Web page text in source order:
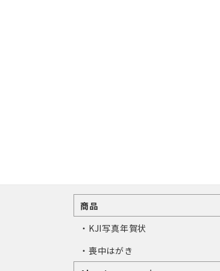
商品
・KJI写真年賀状
・喪中はがき